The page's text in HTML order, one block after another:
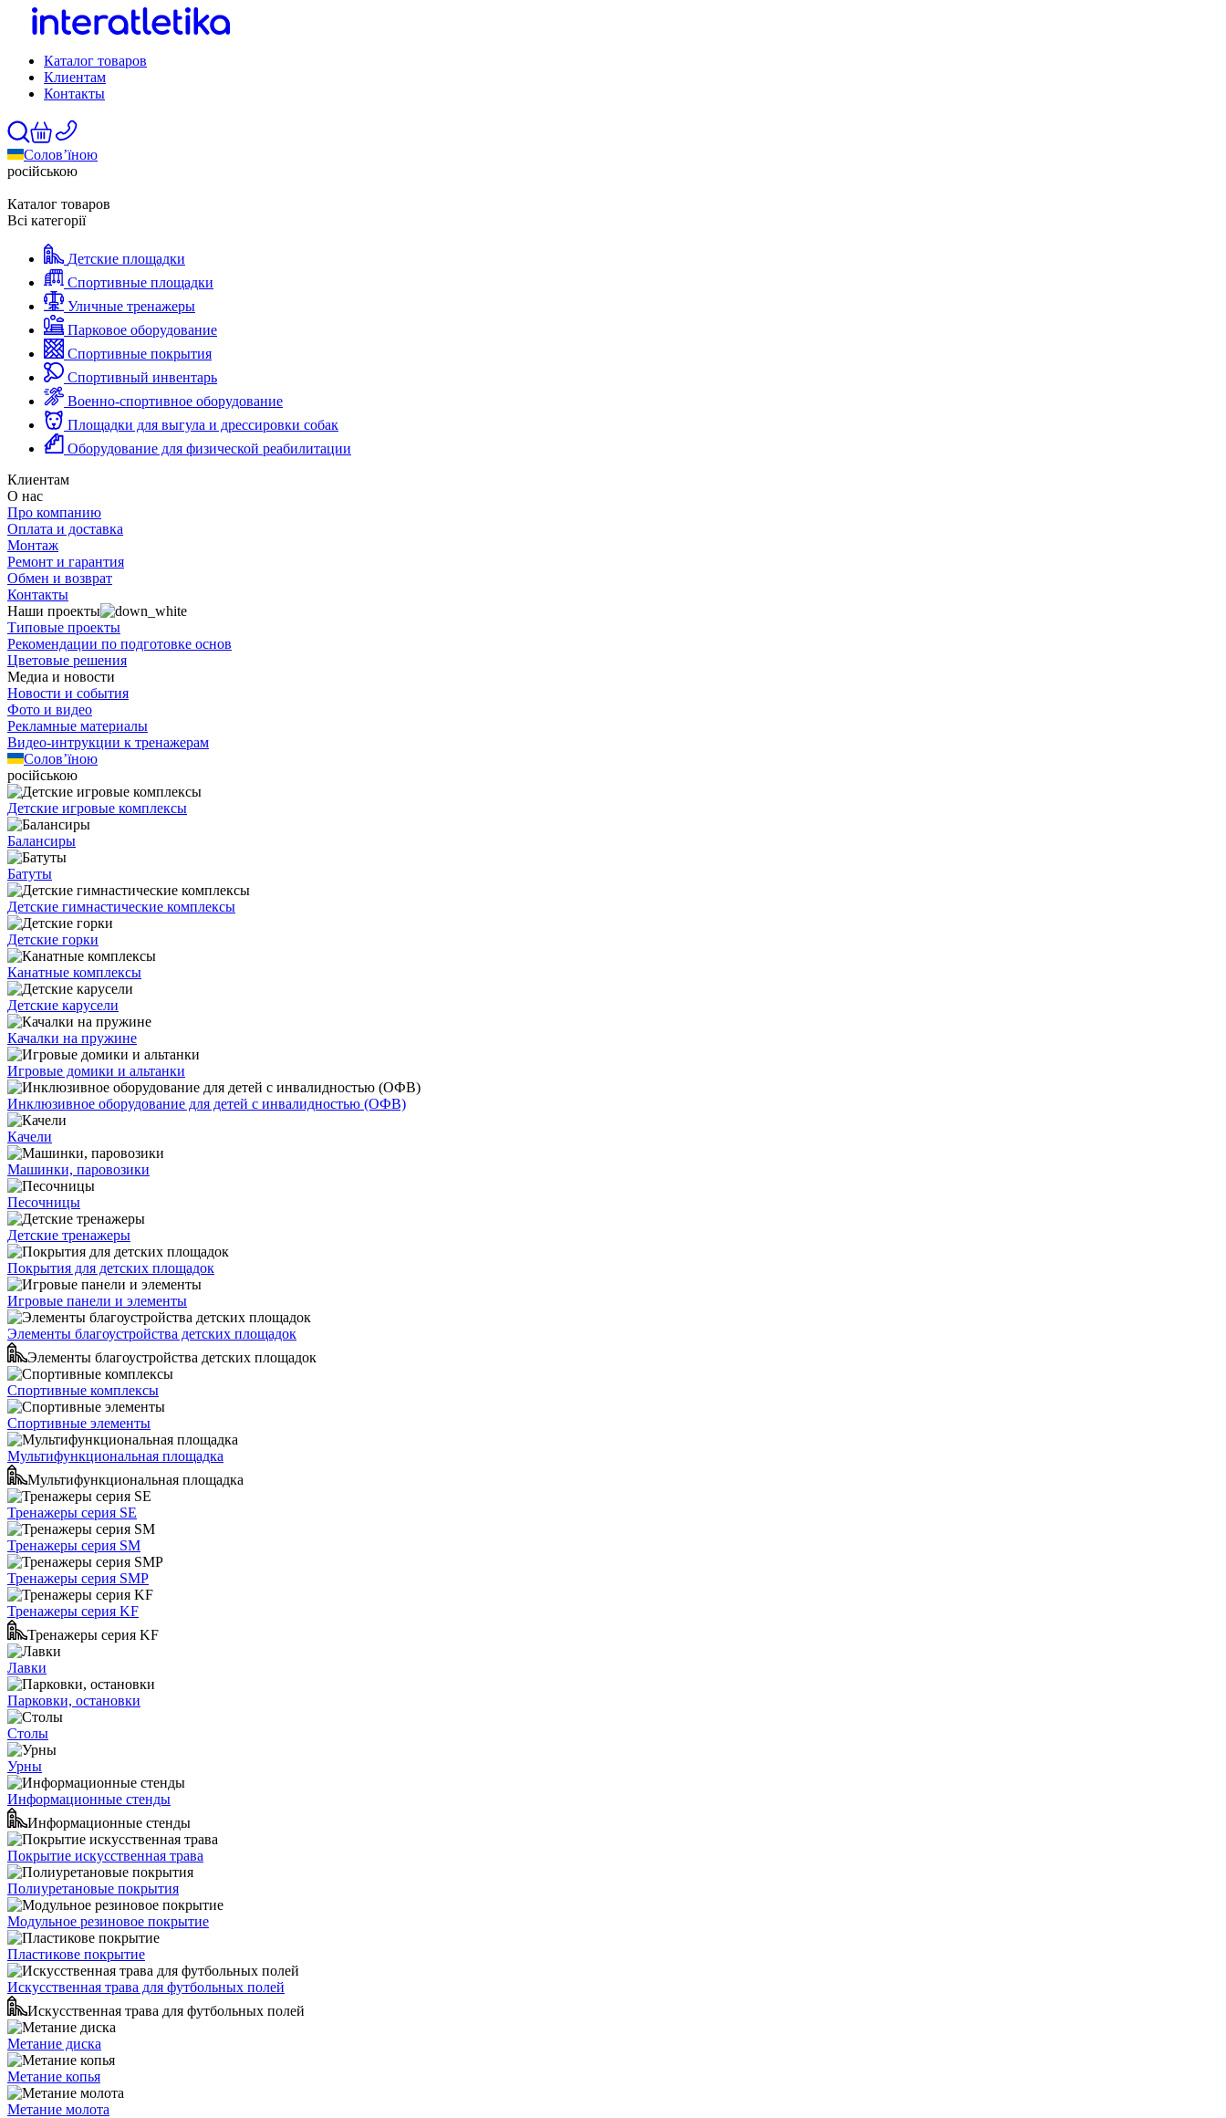
Каталог товаров
Клиентам
Контакты
Солов’їною
російською
Каталог товаров
Всі категорії
Детские площадки
Спортивные площадки
Уличные тренажеры
Парковое оборудование
Спортивные покрытия
Спортивный инвентарь
Военно-спортивное оборудование
Площадки для выгула и дрессировки собак
Оборудование для физической реабилитации
Клиентам
О нас
Про компанию
Оплата и доставка
Монтаж
Ремонт и гарантия
Обмен и возврат
Контакты
Наши проекты
Типовые проекты
Рекомендации по подготовке основ
Цветовые решения
Медиа и новости
Новости и события
Фото и видео
Рекламные материалы
Видео-интрукции к тренажерам
Солов’їною
російською
Детские игровые комплексы
Балансиры
Батуты
Детские гимнастические комплексы
Детские горки
Канатные комплексы
Детские карусели
Качалки на пружине
Игровые домики и альтанки
Инклюзивное оборудование для детей с инвалидностью (ОФВ)
Качели
Машинки, паровозики
Песочницы
Детские тренажеры
Покрытия для детских площадок
Игровые панели и элементы
Элементы благоустройства детских площадок
Элементы благоустройства детских площадок
Спортивные комплексы
Спортивные элементы
Мультифункциональная площадка
Мультифункциональная площадка
Тренажеры серия SE
Тренажеры серия SM
Тренажеры серия SMP
Тренажеры серия KF
Тренажеры серия KF
Лавки
Парковки, остановки
Столы
Урны
Информационные стенды
Информационные стенды
Покрытие искусственная трава
Полиуретановые покрытия
Модульное резиновое покрытие
Пластикове покрытие
Искусственная трава для футбольных полей
Искусственная трава для футбольных полей
Метание диска
Метание копья
Метание молота